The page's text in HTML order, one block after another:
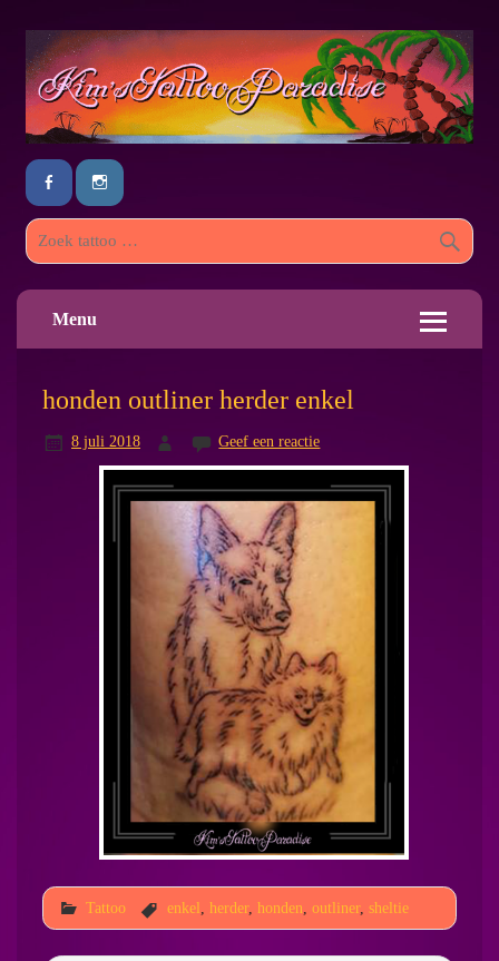
Menu
honden outliner herder enkel
8 juli 2018 Geef een reactie
Tattoo enkel herder, honden outliner, sheltie